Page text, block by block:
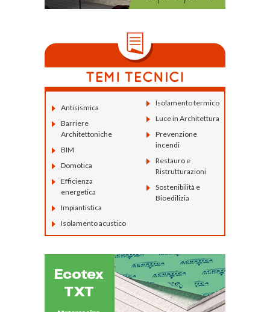
Antisismica
Barriere
Architettoniche
BIM
Domotica
Efficienza
energetica
Impiantistica
Isolamento acustico
Isolamento termico
Luce in Architettura
Prevenzione
incendi
Restauro e
Ristrutturazioni
Sostenibilità e
Bioedilizia